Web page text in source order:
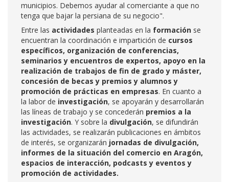
municipios. Debemos ayudar al comerciante a que no
tenga que bajar la persiana de su negocio".
Entre las actividades planteadas en la formación se
encuentran la coordinación e impartición de cursos
específicos, organización de conferencias,
seminarios y encuentros de expertos, apoyo en la
realización de trabajos de fin de grado y máster,
concesión de becas y premios y alumnos y
promoción de prácticas en empresas. En cuanto a
la labor de investigación, se apoyarán y desarrollarán
las líneas de trabajo y se concederán premios a la
investigación. Y sobre la divulgación, se difundirán
las actividades, se realizarán publicaciones en ámbitos
de interés, se organizarán jornadas de divulgación,
informes de la situación del comercio en Aragón,
espacios de interacción, podcasts y eventos y
promoción de actividades.